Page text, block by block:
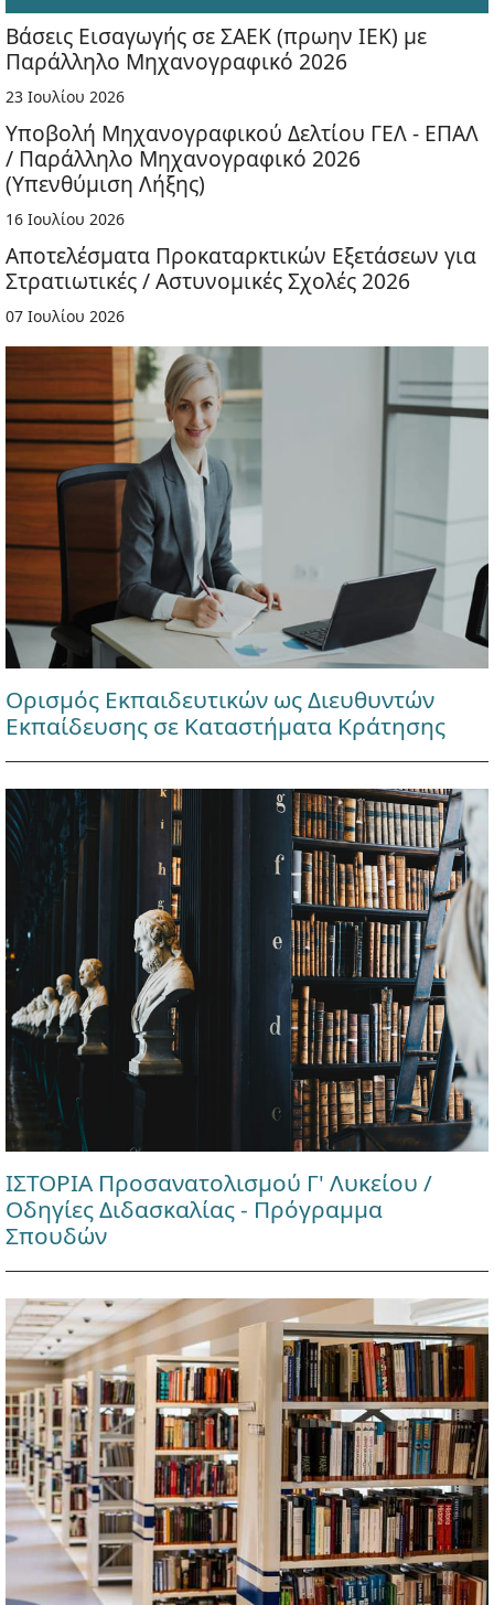
Βάσεις Εισαγωγής σε ΣΑΕΚ (πρωην ΙΕΚ) με
Παράλληλο Μηχανογραφικό 2026
23 Ιουλίου 2026
Υποβολή Μηχανογραφικού Δελτίου ΓΕΛ - ΕΠΑΛ
/ Παράλληλο Μηχανογραφικό 2026
(Υπενθύμιση Λήξης)
16 Ιουλίου 2026
Αποτελέσματα Προκαταρκτικών Εξετάσεων για
Στρατιωτικές / Αστυνομικές Σχολές 2026
07 Ιουλίου 2026
Ορισμός Εκπαιδευτικών ως Διευθυντών
Εκπαίδευσης σε Καταστήματα Κράτησης
ΙΣΤΟΡΙΑ Προσανατολισμού Γ' Λυκείου /
Οδηγίες Διδασκαλίας - Πρόγραμμα
Σπουδών